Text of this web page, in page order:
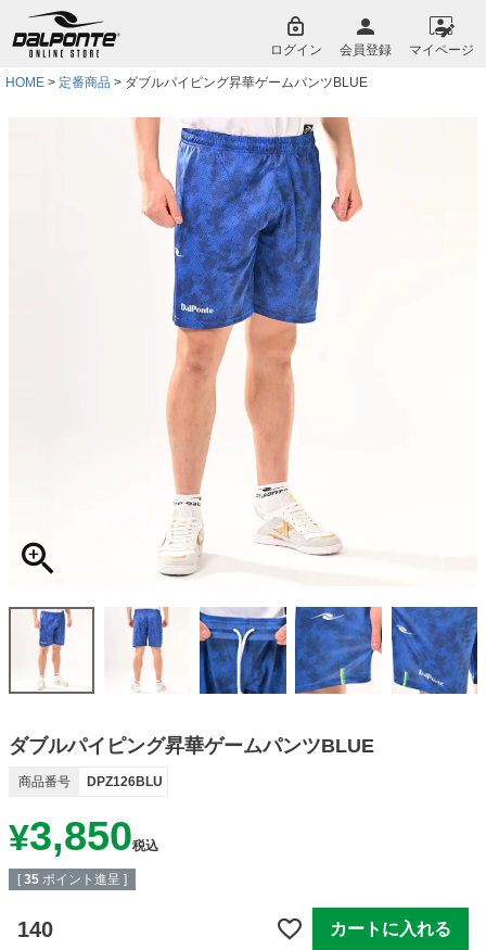
ログイン 会員登録 マイページ
HOME 定番商品 ダブルパイピング昇華ゲームパンツBLUE
ダブルパイピング昇華ゲームパンツBLUE
商品番号 DPZ126BLU
¥3,850税込
[ 35 ポイント進呈 ]
140 カートに入れる
ジト
ップ